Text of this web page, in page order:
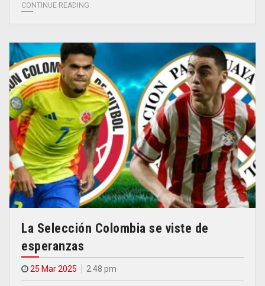
CONTINUE READING
La Selección Colombia se viste de
esperanzas
25 Mar 2025 2.48 pm